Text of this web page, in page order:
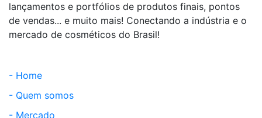
lançamentos e portfólios de produtos finais, pontos
de vendas... e muito mais! Conectando a indústria e o
mercado de cosméticos do Brasil!
- Home
- Quem somos
- Mercado